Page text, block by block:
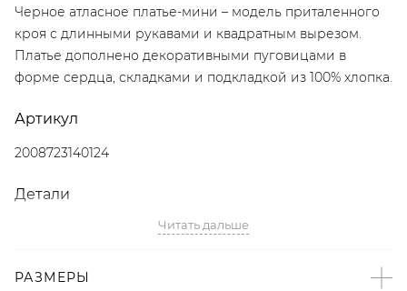
Черное атласное платье-мини – модель приталенного
кроя с длинными рукавами и квадратным вырезом.
Платье дополнено декоративными пуговицами в
форме сердца, складками и подкладкой из 100% хлопка.
Артикул
2008723140124
Детали
– Произведено по индивидуальному заказу и под
– Дизайн: Санкт-Петербург, Россия;
Читать дальше
РАЗМЕРЫ